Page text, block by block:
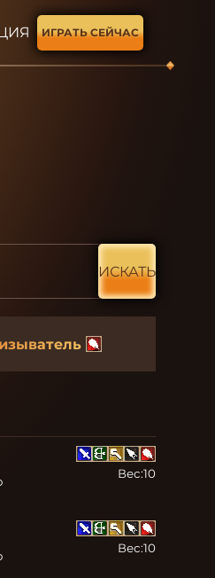
ИГРАТЬ СЕЙЧАС
ИСКАТЬ
Вес:10
Вес:10